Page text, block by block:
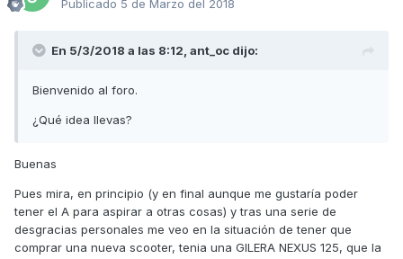
Publicado 5 de Marzo del 2018
En 5/3/2018 a las 8:12, ant_oc dijo:
Bienvenido al foro.
¿Qué idea llevas?
Buenas
Pues mira, en principio (y en final aunque me gustaría poder
tener el A para aspirar a otras cosas) y tras una serie de
desgracias personales me veo en la situación de tener que
comprar una nueva scooter, tenia una GILERA NEXUS 125, que la